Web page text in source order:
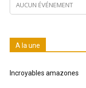
AUCUN ÉVÉNEMENT
A la une
Incroyables amazones